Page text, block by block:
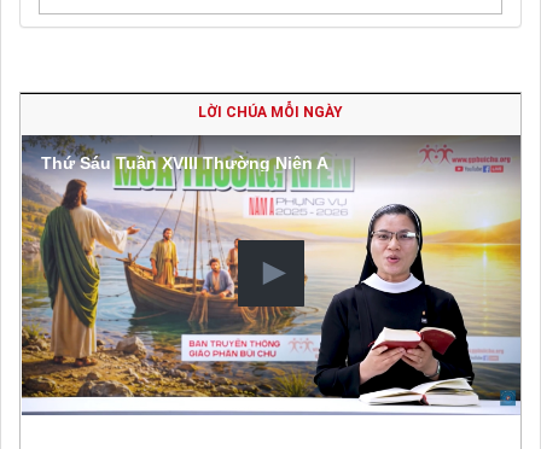
LỜI CHÚA MỖI NGÀY
Thứ Sáu Tuần XVIII Thường Niên A